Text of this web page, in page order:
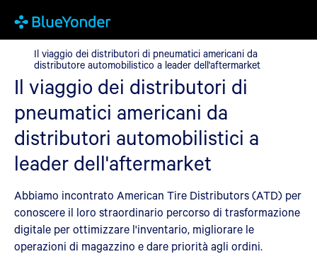
Il viaggio dei distributori di pneumatici americani da
Il viaggio dei distributori di pneumatici americani da
distributore automobilistico a leader dell'aftermarket
Il viaggio dei distributori di
pneumatici americani da
distributori automobilistici a
leader dell'aftermarket
Abbiamo incontrato American Tire Distributors (ATD) per
conoscere il loro straordinario percorso di trasformazione
digitale per ottimizzare l'inventario, migliorare le
operazioni di magazzino e dare priorità agli ordini.